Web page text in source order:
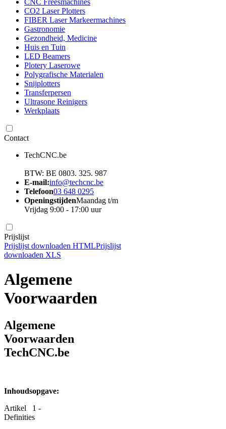
CNC Freesmachines
CO2 Laser Plotters
FIBER Laser Markeermachines
Gastronomie
Gezondheid, Medicine
Huis en Tuin
LED Beamers
Plotery Laserowe
Polygrafische Materialen
Snijplotters
Transferpersen
Ultrasone Reinigers
Werkplaats
Contact
TechCNC.be
BTW: BE 0803. 325. 987
E-mail:info@techcnc.be
Telefoon03 648 0295
OpeningstijdenMaandag t/m
Vrijdag 9:00 - 17:00 uur
Prijslijst
Prijslijst downloaden HTMLPrijslijst
downloaden XLS
Algemene
Voorwaarden
Algemene
Voorwaarden
TechCNC.be
Inhoudsopgave:
Artikel 1 -
Definities